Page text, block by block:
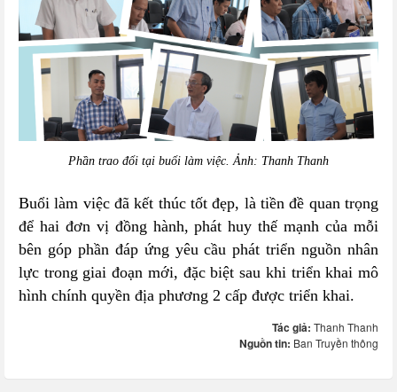
Phần trao đổi tại buổi làm việc. Ảnh: Thanh Thanh
Buổi làm việc đã kết thúc tốt đẹp, là tiền đề quan trọng
để hai đơn vị đồng hành, phát huy thế mạnh của mỗi
bên góp phần đáp ứng yêu cầu phát triển nguồn nhân
lực trong giai đoạn mới, đặc biệt sau khi triển khai mô
hình chính quyền địa phương 2 cấp được triển khai.
Tác giả: Thanh Thanh
Nguồn tin: Ban Truyền thông